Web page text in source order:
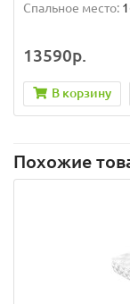
Спальное место:
13590р.
В корзину
Похожие